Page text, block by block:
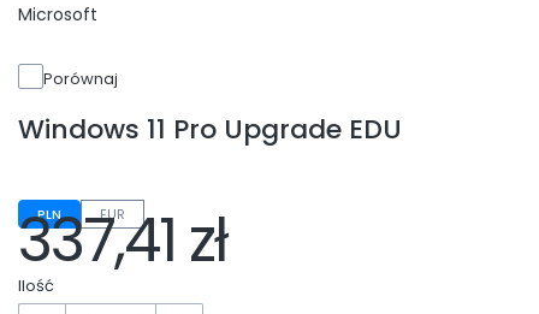
Microsoft
Porównaj
Windows 11 Pro Upgrade EDU
PLN EUR
337,41 zł
Ilość